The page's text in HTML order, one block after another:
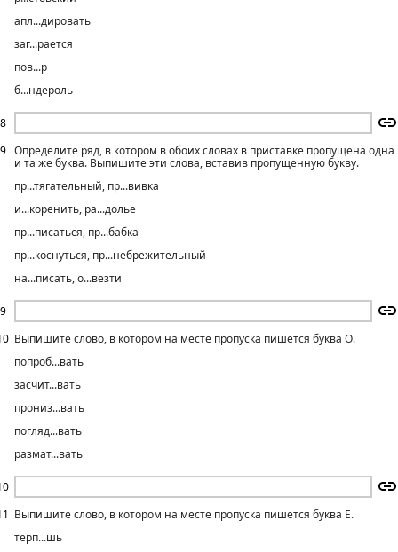
8
апл...дировать
заг...рается
пов...р
б...ндероль
9
9
Определите ряд, в котором в обоих словах в приставке пропущена одна
и та же буква. Выпишите эти слова, вставив пропущенную букву.
пр...тягательный, пр...вивка
и...коренить, ра...долье
пр...писаться, пр...бабка
пр...коснуться, пр...небрежительный
на...писать, о...везти
Выпишите слово, в котором на месте пропуска пишется буква О.
попроб...вать
засчит...вать
прониз...вать
погляд...вать
размат...вать
Выпишите слово, в котором на месте пропуска пишется буква Е.
терп...шь